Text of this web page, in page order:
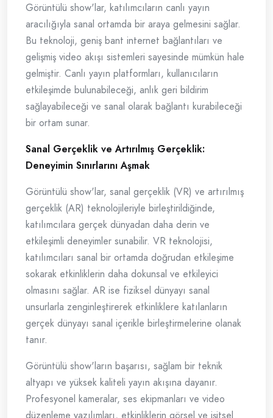
Görüntülü show'lar, katılımcıların canlı yayın
aracılığıyla sanal ortamda bir araya gelmesini sağlar.
Bu teknoloji, geniş bant internet bağlantıları ve
gelişmiş video akışı sistemleri sayesinde mümkün hale
gelmiştir. Canlı yayın platformları, kullanıcıların
etkileşimde bulunabileceği, anlık geri bildirim
sağlayabileceği ve sanal olarak bağlantı kurabileceği
bir ortam sunar.
Sanal Gerçeklik ve Artırılmış Gerçeklik:
Deneyimin Sınırlarını Aşmak
Görüntülü show'lar, sanal gerçeklik (VR) ve artırılmış
gerçeklik (AR) teknolojileriyle birleştirildiğinde,
katılımcılara gerçek dünyadan daha derin ve
etkileşimli deneyimler sunabilir. VR teknolojisi,
katılımcıları sanal bir ortamda doğrudan etkileşime
sokarak etkinliklerin daha dokunsal ve etkileyici
olmasını sağlar. AR ise fiziksel dünyayı sanal
unsurlarla zenginleştirerek etkinliklere katılanların
gerçek dünyayı sanal içerikle birleştirmelerine olanak
tanır.
Görüntülü show'ların başarısı, sağlam bir teknik
altyapı ve yüksek kaliteli yayın akışına dayanır.
Profesyonel kameralar, ses ekipmanları ve video